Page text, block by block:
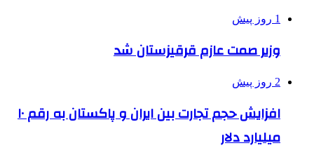
1 روز پیش
وزیر صمت عازم قرقیزستان شد
2 روز پیش
افزایش حجم تجارت بین ایران و پاکستان به رقم ۱۰
میلیارد دلار